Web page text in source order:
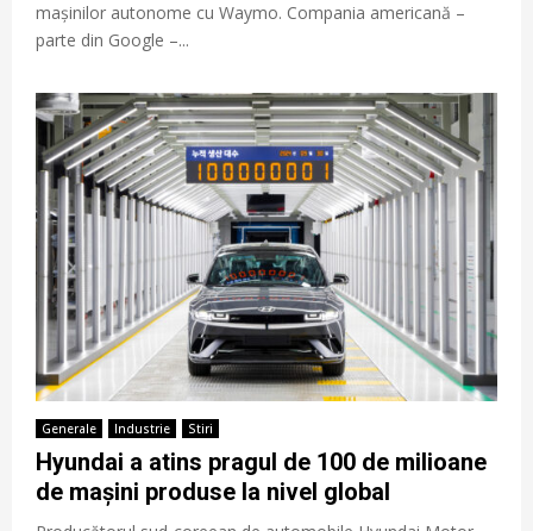
mașinilor autonome cu Waymo. Compania americană –
parte din Google –...
Generale Industrie Stiri
Hyundai a atins pragul de 100 de milioane
de mașini produse la nivel global